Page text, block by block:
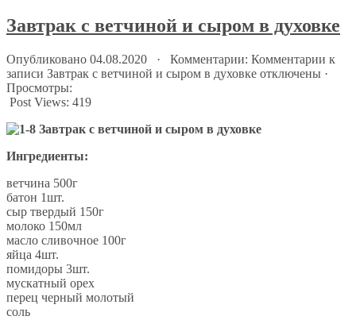
Завтрак с ветчиной и сыром в духовке
Опубликовано 04.08.2020 · Комментарии: Комментарии к
записи Завтрак с ветчиной и сыром в духовке отключены ·
Просмотры:
Post Views: 419
Ингредиенты:
ветчина 500г
батон 1шт.
сыр твердый 150г
молоко 150мл
масло сливочное 100г
яйца 4шт.
помидоры 3шт.
мускатный орех
перец черный молотый
соль